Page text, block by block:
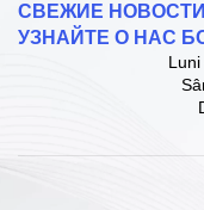
СВЕЖИЕ НОВОСТИ
УЗНАЙТЕ О НАС